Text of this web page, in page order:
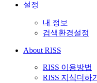
설정
내 정보
검색환경설정
About RISS
RISS 이용방법
RISS 지식더하기